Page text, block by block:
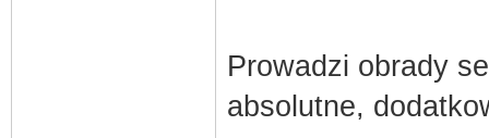
Prowadzi obrady
absolutne,